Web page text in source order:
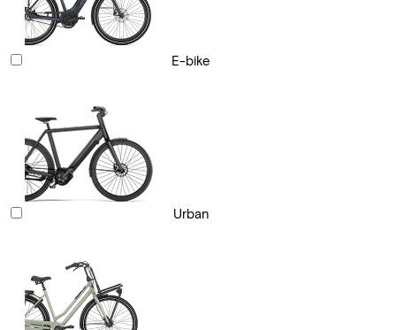
E-bike
Urban